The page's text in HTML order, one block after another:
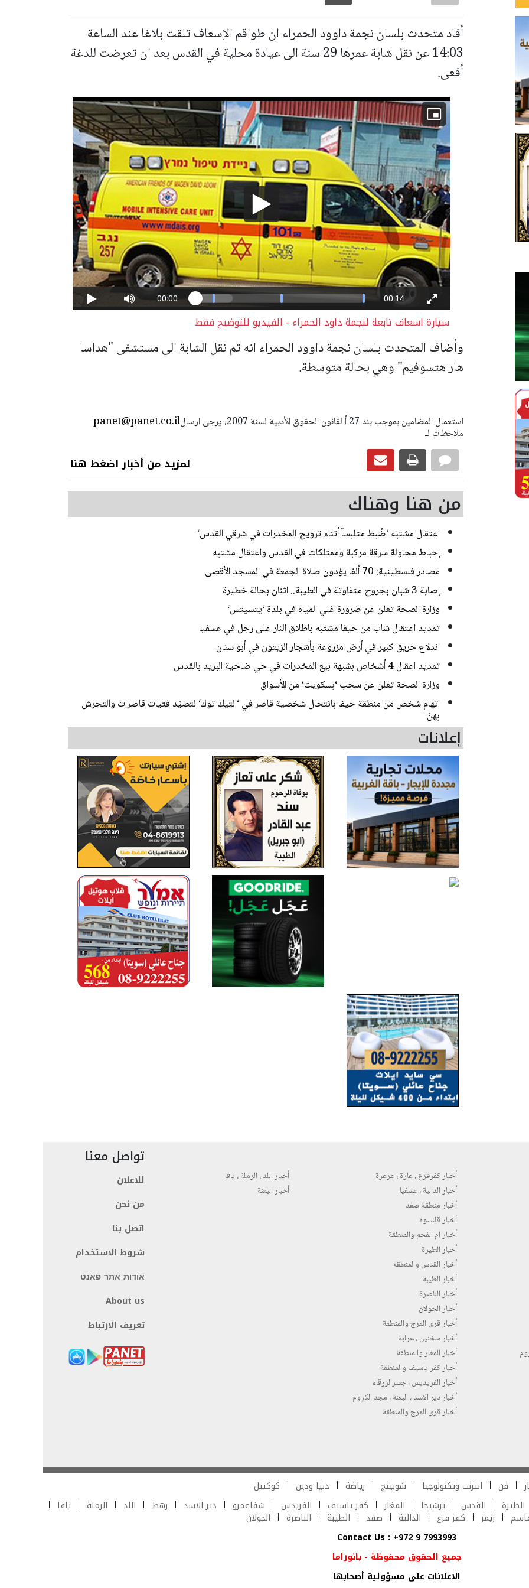
أفاد متحدث بلسان نجمة داوود الحمراء ان طواقم الإسعاف تلقت بلاغا عند الساعة
14:03 عن نقل شابة عمرها 29 سنة الى عيادة محلية في القدس بعد ان تعرضت للدغة
أفعى.
سيارة اسعاف تابعة لنجمة داود الحمراء - الفيديو للتوضيح فقط
وأضاف المتحدث بلسان نجمة داوود الحمراء انه تم نقل الشابة الى مستشفى "هداسا
هار هتسوفيم" وهي بحالة متوسطة.
panet@panet.co.ilاستعمال المضامين بموجب بند 27 أ لقانون الحقوق الأدبية لسنة 2007، يرجى ارسال
ملاحظات لـ
لمزيد من أخبار اضغط هنا
من هنا وهناك
اعتقال مشتبه ‘ضُبط متلبساً أثناء ترويج المخدرات في شرقي القدس‘
إحباط محاولة سرقة مركبة وممتلكات في القدس واعتقال مشتبه
مصادر فلسطينية: 70 ألفا يؤدون صلاة الجمعة في المسجد الأقصى
إصابة 3 شبان بجروح متفاوتة في الطيبة.. اثنان بحالة خطيرة
وزارة الصحة تعلن عن ضرورة غلي المياه في بلدة ‘يتسيتس‘
تمديد اعتقال شاب من حيفا مشتبه باطلاق النار على رجل في عسفيا
اندلاع حريق كبير في أرض مزروعة بأشجار الزيتون في أبو سنان
تمديد اعقال 4 أشخاص بشبهة بيع المخدرات في حي ضاحية البريد بالقدس
وزارة الصحة تعلن عن سحب ‘بسكويت‘ من الأسواق
اتهام شخص من منطقة حيفا بانتحال شخصية قاصر في ‘التيك توك‘ لتصيّد فتيات قاصرات والتحرش
بهنّ
إعلانات
أخبار كفرقرع ، عارة ، عرعرة
أخبار الدالية ، عسفيا
أخبار منطقة صفد
أخبار قلنسوة
أخبار ام الفحم والمنطقة
أخبار الطيرة
أخبار القدس والمنطقة
أخبار الطيبة
أخبار الناصرة
أخبار الجولان
أخبار قرى المرج والمنطقة
أخبار سخنين ، عرابة
أخبار المغار والمنطقة
أخبار كفر ياسيف والمنطقة
أخبار الفريديس ، جسرالزرقاء
أخبار دير الاسد ، البعنة ، مجد الكروم
أخبار قرى المرج والمنطقة
أخبار اللد ، الرملة ، يافا
أخبار البعنة
تواصل معنا
للاعلان
من نحن
اتصل بنا
شروط الاستخدام
אודות אתר פאנט
About us
تعريف الارتباط
فن انترنت وتكنولوجيا شوبينج رياضة دنيا ودين
كوكتيل
الطيرة القدس ترشيحا المغار كفر ياسيف الفريدس شفاعمرو دير الاسد رهط اللد الرملة يافا
زيمر كفر قرع الدالية صفد الطيبة الناصرة
الجولان
Contact Us : +972 9 7993993
جميع الحقوق محفوظة - بانوراما
الاعلانات على مسؤولية أصحابها